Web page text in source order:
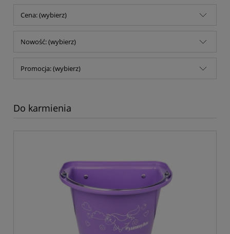
Cena: (wybierz)
Nowość: (wybierz)
Promocja: (wybierz)
Do karmienia